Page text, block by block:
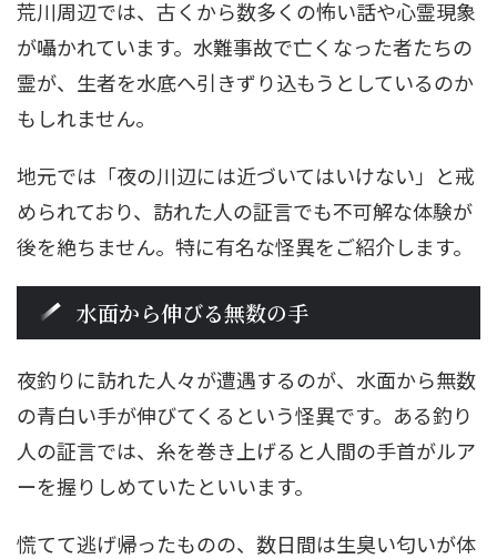
荒川周辺では、古くから数多くの怖い話や心霊現象
が囁かれています。水難事故で亡くなった者たちの
霊が、生者を水底へ引きずり込もうとしているのか
もしれません。
地元では「夜の川辺には近づいてはいけない」と戒
められており、訪れた人の証言でも不可解な体験が
後を絶ちません。特に有名な怪異をご紹介します。
水面から伸びる無数の手
夜釣りに訪れた人々が遭遇するのが、水面から無数
の青白い手が伸びてくるという怪異です。ある釣り
人の証言では、糸を巻き上げると人間の手首がルア
ーを握りしめていたといいます。
慌てて逃げ帰ったものの、数日間は生臭い匂いが体